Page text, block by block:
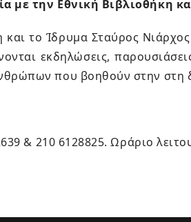
με την Εθνική Βιβλιοθήκη
το Ίδρυμα Σταύρος
εκδηλώσεις,
που βοηθούν στην στη
& 210 6128825. Ωράριο